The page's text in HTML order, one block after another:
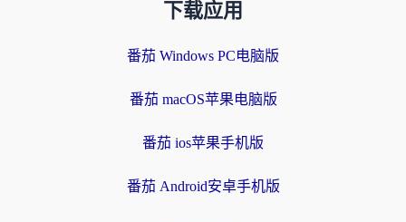
下载应用
番茄 Windows PC电脑版
番茄 macOS苹果电脑版
番茄 ios苹果手机版
番茄 Android安卓手机版